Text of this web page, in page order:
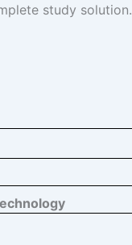
study solution.